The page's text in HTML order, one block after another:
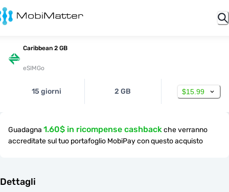
Caribbean 2 GB
eSIMGo
15 giorni 2 GB $15.99
Guadagna 1.60$ in ricompense cashbackche verranno
accreditate sul tuo portafoglio MobiPay con questo acquisto
Dettagli